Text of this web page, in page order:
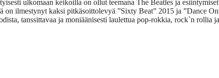
ulkomaan keikoilla on ollut teemana The Beatles ja
on ilmestynyt kaksi pitkäsoittolevyä ”Sixty Beat” 2015 ja ”Dance
tanssittavaa ja moniäänisesti laulettua pop-rokkia, rock`n rollia